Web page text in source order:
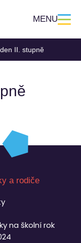
MENU
II. stupně
a rodiče
na školní rok